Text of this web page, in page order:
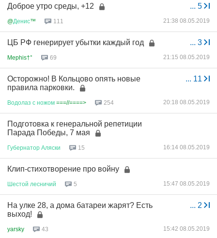
... 5
Доброе утро среды, +12
@Денис™ 111 21:38 08.05.2019
... 3
ЦБ РФ генерирует убытки каждый год
Mephis†° 69 21:15 08.05.2019
... 11
Осторожно! В Кольцово опять новые
правила парковки.
Водолаз с ножом ===//====> 254 20:18 08.05.2019
Подготовка к генеральной репетиции
Парада Победы, 7 мая
Губернатор Аляски 15 16:14 08.05.2019
Клип-стихотворение про войну
Шестой лесничий 5 15:47 08.05.2019
... 2
На улке 28, а дома батареи жарят? Есть
выход!
yarsky 43 15:42 08.05.2019